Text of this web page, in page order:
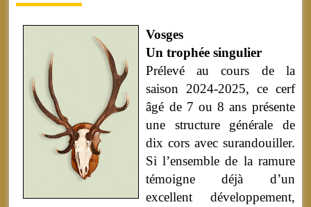
Vosges
Un trophée singulier
Prélevé au cours de la
saison 2024-2025, ce cerf
âgé de 7 ou 8 ans présente
une structure générale de
dix cors avec surandouiller.
Si l’ensemble de la ramure
témoigne déjà d’un
excellent développement,